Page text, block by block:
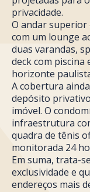
privacidade.
O andar superior
com um lounge
duas varandas,
deck com piscina
horizonte
A cobertura
depósito
imóvel. O
infraestrutura
quadra de tênis
monitorada 24
Em suma, trata-
exclusividade e
endereços mais